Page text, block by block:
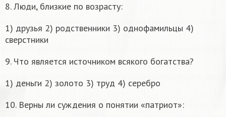
8. Люди, близкие по возрасту:
1) друзья 2) родственники 3) однофамильцы 4)
сверстники
9. Что является источником всякого богатства?
1) деньги 2) золото 3) труд 4) серебро
10. Верны ли суждения о понятии «патриот»: